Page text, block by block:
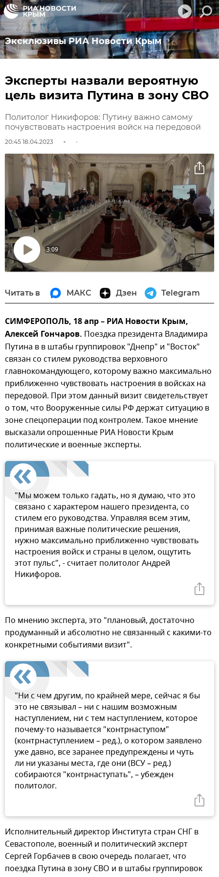
Эксклюзивы РИА Новости Крым
Эксперты назвали вероятную
цель визита Путина в зону СВО
Политолог Никифоров: Путину важно самому
почувствовать настроения войск на передовой
20:45 18.04.2023
Воспроизвести
3:09
Читать в МАКС Дзен Telegram
СИМФЕРОПОЛЬ, 18 апр – РИА Новости Крым,
Алексей Гончаров. Поездка президента Владимира
Путина в в штабы группировок "Днепр" и "Восток"
связан со стилем руководства верховного
главнокомандующего, которому важно максимально
приближенно чувствовать настроения в войсках на
передовой. При этом данный визит свидетельствует
о том, что Вооруженные силы РФ держат ситуацию в
зоне спецоперации под контролем. Такое мнение
высказали опрошенные РИА Новости Крым
политические и военные эксперты.
"Мы можем только гадать, но я думаю, что это
связано с характером нашего президента, со
стилем его руководства. Управляя всем этим,
принимая важные политические решения,
нужно максимально приближенно чувствовать
настроения войск и страны в целом, ощутить
этот пульс", - считает политолог Андрей
Никифоров.
По мнению эксперта, это "плановый, достаточно
продуманный и абсолютно не связанный с какими-то
конкретными событиями визит".
"Ни с чем другим, по крайней мере, сейчас я бы
это не связывал – ни с нашим возможным
наступлением, ни с тем наступлением, которое
почему-то называется "контрнаступом"
(контрнаступлением – ред.), о котором заявлено
уже давно, все заранее предупреждены и чуть
ли ни указаны места, где они (ВСУ – ред.)
собираются "контрнаступать", – убежден
политолог.
Исполнительный директор Института стран СНГ в
Севастополе, военный и политический эксперт
Сергей Горбачев в свою очередь полагает, что
поездка Путина в зону СВО и в штабы группировок